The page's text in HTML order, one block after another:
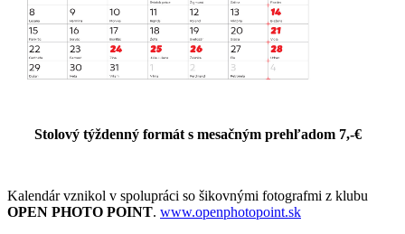
Stolový týždenný formát s mesačným prehľadom 7,-€
Kalendár vznikol v spolupráci so šikovnými fotografmi z klubu
OPEN PHOTO POINT. www.openphotopoint.sk